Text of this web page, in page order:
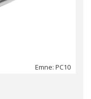
Emne: PC10